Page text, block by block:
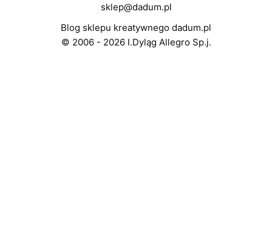
sklep@dadum.pl
Blog sklepu kreatywnego dadum.pl
© 2006 - 2026 I.Dyląg Allegro Sp.j.